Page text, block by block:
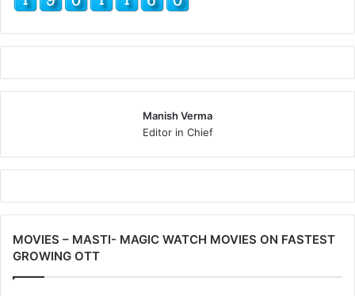
Manish Verma
Editor in Chief
MOVIES – MASTI- MAGIC WATCH MOVIES ON FASTEST
GROWING OTT